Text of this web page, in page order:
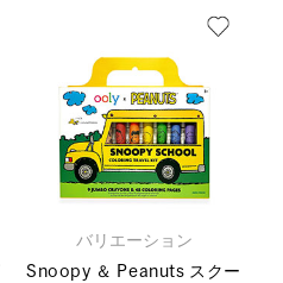
バリエーション
Snoopy ＆ Peanuts スクー